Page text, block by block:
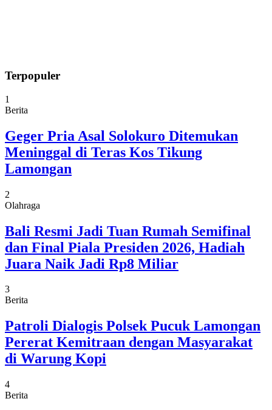
Terpopuler
1
Berita
Geger Pria Asal Solokuro Ditemukan
Meninggal di Teras Kos Tikung
Lamongan
2
Olahraga
Bali Resmi Jadi Tuan Rumah Semifinal
dan Final Piala Presiden 2026, Hadiah
Juara Naik Jadi Rp8 Miliar
3
Berita
Patroli Dialogis Polsek Pucuk Lamongan
Pererat Kemitraan dengan Masyarakat
di Warung Kopi
4
Berita